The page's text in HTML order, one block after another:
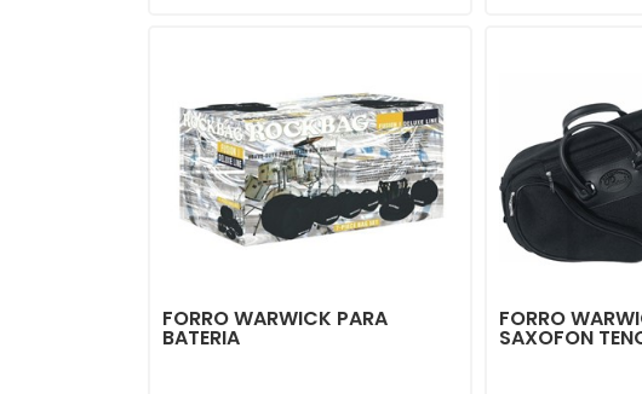
FORRO WARWICK PARA
BATERIA
FORRO
SAXOFON